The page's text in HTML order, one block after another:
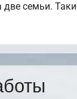
семьи.